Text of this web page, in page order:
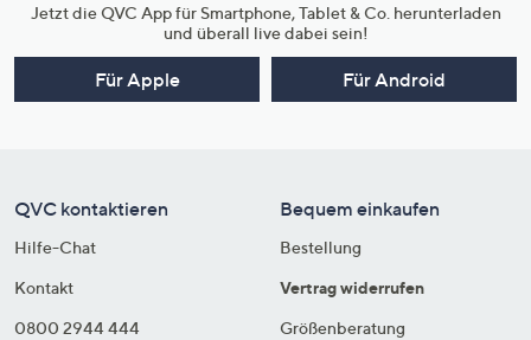
Jetzt die QVC App für Smartphone, Tablet & Co. herunterladen
und überall live dabei sein!
Für Apple Für Android
QVC kontaktieren
Hilfe-Chat
Kontakt
0800 2944 444
Bequem einkaufen
Bestellung
Vertrag widerrufen
Größenberatung